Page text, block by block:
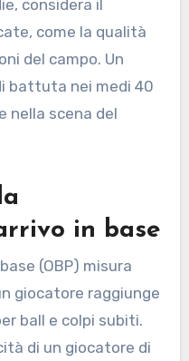
considera il
come la qualità
del campo. Un
battuta nei medi 40
nella scena del
in base
(OBP) misura
giocatore raggiunge
ball e colpi subiti.
di un giocatore di